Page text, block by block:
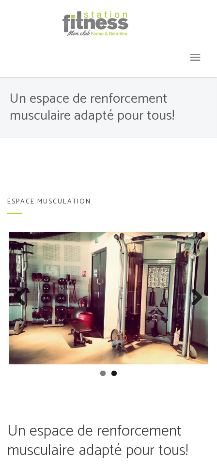
Un espace de renforcement
musculaire adapté pour tous!
ESPACE MUSCULATION
Previous Next
Un espace de renforcement
musculaire adapté pour tous!